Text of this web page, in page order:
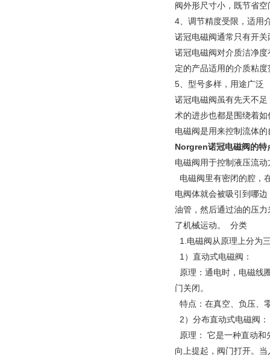
阀外形尺寸小，既节省
4、调节精度受限，适用
诺冠电磁阀通常只有开
诺冠电磁阀对介质洁净
定的产品适用的介质粘
5、型号多样，用途广泛
诺冠电磁阀虽有先天不
术的进步也都是围绕着
电磁阀是用来控制流体
Norgren诺冠电磁阀的特
电磁阀用于控制液压流
电磁阀里有密闭的腔，
电阀体就会被吸引到哪
油管，然后通过油的压
了机械运动。 分类
1.电磁阀从原理上分为
1）直动式电磁阀：
原理：通电时，电磁线
门关闭。
特点：在真空、负压、
2）分布直动式电磁阀：
原理： 它是一种直动和
向上提起，阀门打开。